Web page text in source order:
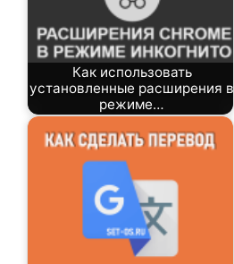
Как использовать
установленные расширения в
режиме…